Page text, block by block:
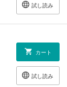
試し読み
カート
試し読み